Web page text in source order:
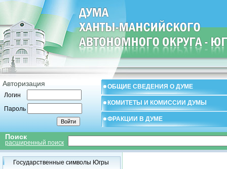
Авторизация
Логин
Пароль
ОБЩИЕ СВЕДЕНИЯ О ДУМЕ
КОМИТЕТЫ И КОМИССИИ ДУМЫ
ФРАКЦИИ В ДУМЕ
Поиск
расширенный поиск
Государственные символы Югры